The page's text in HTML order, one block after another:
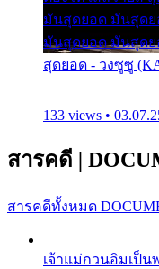
มันสุดยอด มันสุด
มันสุดยอด มันสุด
สุดยอด - วงซูซู
133 views •
สารคดี |
สารคดีทั้งหมด
เจ้าแม่กวนอิมเป็